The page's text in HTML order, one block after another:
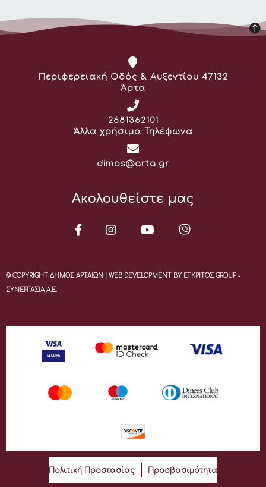
Διεύθυνση:
Περιφερειακή Οδός & Αυξεντίου 47132
Άρτα
Τηλέφωνο:
2681362101
Άλλα χρήσιμα Τηλέφωνα
Email:
dimos@arta.gr
Ακολουθείστε μας
© COPYRIGHT ΔΗΜΟΣ ΑΡΤΑΙΩΝ | WEB DEVELOPMENT BY ΕΓΚΡΙΤΟΣ GROUP -
ΣΥΝΕΡΓΑΣΙΑ Α.Ε.
Πολιτική Προστασίας Προσβασιμότητα